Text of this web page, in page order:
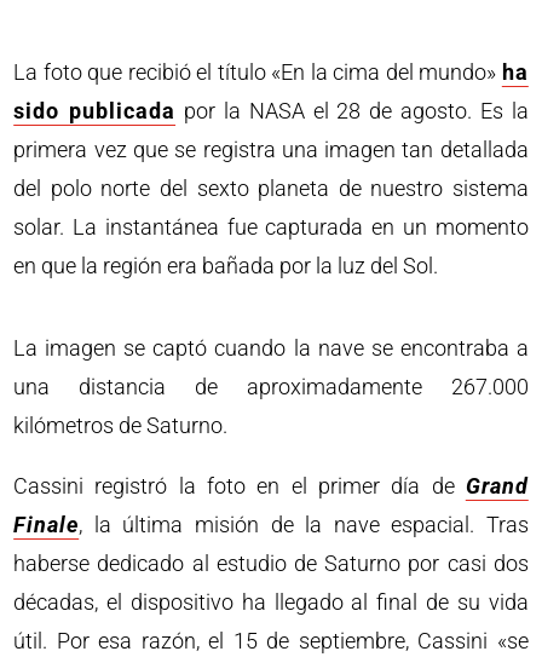
La foto que recibió el título «En la cima del mundo» ha
sido publicada por la NASA el 28 de agosto. Es la
primera vez que se registra una imagen tan detallada
del polo norte del sexto planeta de nuestro sistema
solar. La instantánea fue capturada en un momento
en que la región era bañada por la luz del Sol.
La imagen se captó cuando la nave se encontraba a
una distancia de aproximadamente 267.000
kilómetros de Saturno.
Cassini registró la foto en el primer día de Grand
Finale, la última misión de la nave espacial. Tras
haberse dedicado al estudio de Saturno por casi dos
décadas, el dispositivo ha llegado al final de su vida
útil. Por esa razón, el 15 de septiembre, Cassini «se